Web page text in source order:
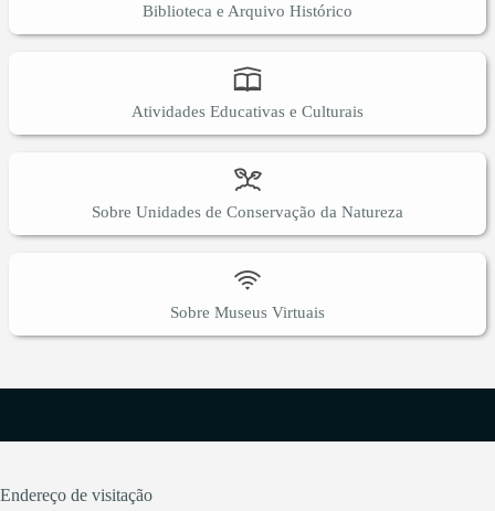
Biblioteca e Arquivo Histórico
Atividades Educativas e Culturais
Sobre Unidades de Conservação da Natureza
Sobre Museus Virtuais
Endereço de visitação